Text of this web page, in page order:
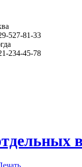
527-81-33
234-45-78